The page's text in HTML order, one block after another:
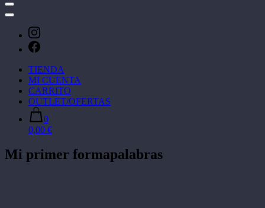
TIENDA
MI CUENTA
CARRITO
OUTLET/OFERTAS
0
0,00 €
Mi primer formapalabras